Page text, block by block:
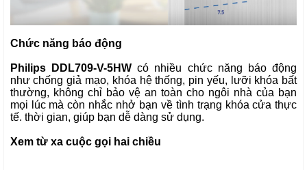
Chức năng báo động
Philips DDL709-V-5HWcó nhiều chức năng báo động
như chống giả mạo, khóa hệ thống, pin yếu, lưỡi khóa bất
thường, không chỉ bảo vệ an toàn cho ngôi nhà của bạn
mọi lúc mà còn nhắc nhở bạn về tình trạng khóa cửa thực
tế. thời gian, giúp bạn dễ dàng sử dụng.
Xem từ xa cuộc gọi hai chiều